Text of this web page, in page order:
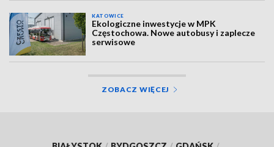
KATOWICE
Ekologiczne inwestycje w MPK
Częstochowa. Nowe autobusy i zaplecze
serwisowe
ZOBACZ WIĘCEJ